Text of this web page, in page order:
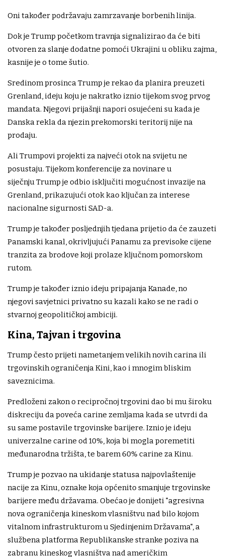
Oni također podržavaju zamrzavanje borbenih linija.
Dok je Trump početkom travnja signalizirao da će biti
otvoren za slanje dodatne pomoći Ukrajini u obliku zajma,
kasnije je o tome šutio.
Sredinom prosinca Trump je rekao da planira preuzeti
Grenland, ideju koju je nakratko iznio tijekom svog prvog
mandata. Njegovi prijašnji napori osujećeni su kada je
Danska rekla da njezin prekomorski teritorij nije na
prodaju.
Ali Trumpovi projekti za najveći otok na svijetu ne
posustaju. Tijekom konferencije za novinare u
siječnju Trump je odbio isključiti mogućnost invazije na
Grenland, prikazujući otok kao ključan za interese
nacionalne sigurnosti SAD-a.
Trump je također posljednjih tjedana prijetio da će zauzeti
Panamski kanal, okrivljujući Panamu za previsoke cijene
tranzita za brodove koji prolaze ključnom pomorskom
rutom.
Trump je također iznio ideju pripajanja Kanade, no
njegovi savjetnici privatno su kazali kako se ne radi o
stvarnoj geopolitičkoj ambiciji.
Kina, Tajvan i trgovina
Trump često prijeti nametanjem velikih novih carina ili
trgovinskih ograničenja Kini, kao i mnogim bliskim
saveznicima.
Predloženi zakon o recipročnoj trgovini dao bi mu široku
diskreciju da poveća carine zemljama kada se utvrdi da
su same postavile trgovinske barijere. Iznio je ideju
univerzalne carine od 10%, koja bi mogla poremetiti
međunarodna tržišta, te barem 60% carine za Kinu.
Trump je pozvao na ukidanje statusa najpovlaštenije
nacije za Kinu, oznake koja općenito smanjuje trgovinske
barijere među državama. Obećao je donijeti "agresivna
nova ograničenja kineskom vlasništvu nad bilo kojom
vitalnom infrastrukturom u Sjedinjenim Državama", a
službena platforma Republikanske stranke poziva na
zabranu kineskog vlasništva nad američkim